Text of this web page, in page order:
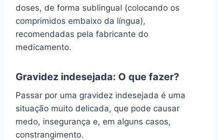
doses, de forma sublingual (colocando os
comprimidos embaixo da língua),
recomendadas pela fabricante do
medicamento.
Gravidez indesejada: O que fazer?
Passar por uma gravidez indesejada é uma
situação muito delicada, que pode causar
medo, insegurança e, em alguns casos,
constrangimento.